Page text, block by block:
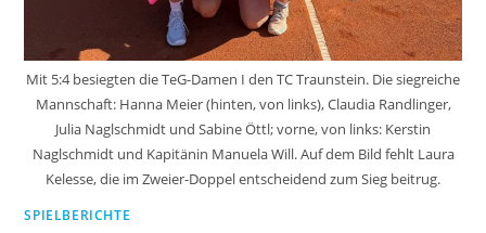
Mit 5:4 besiegten die TeG-Damen I den TC Traunstein. Die siegreiche
Mannschaft: Hanna Meier (hinten, von links), Claudia Randlinger,
Julia Naglschmidt und Sabine Öttl; vorne, von links: Kerstin
Naglschmidt und Kapitänin Manuela Will. Auf dem Bild fehlt Laura
Kelesse, die im Zweier-Doppel entscheidend zum Sieg beitrug.
SPIELBERICHTE